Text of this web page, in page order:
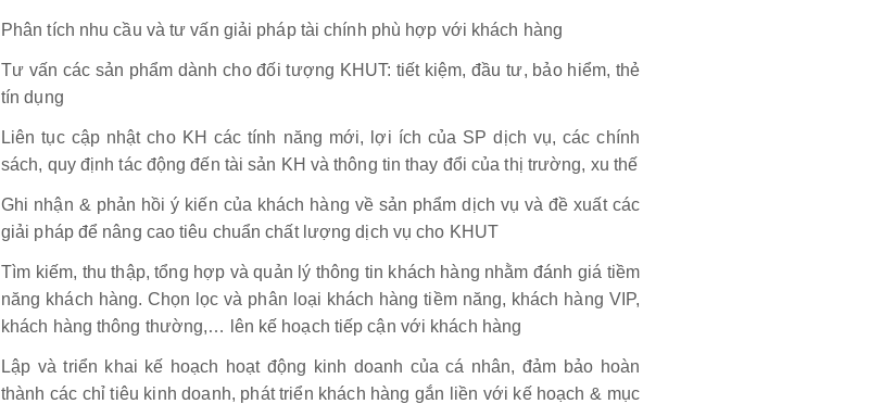
Phân tích nhu cầu và tư vấn giải pháp tài chính phù hợp với khách hàng
Tư vấn các sản phẩm dành cho đối tượng KHUT: tiết kiệm, đầu tư, bảo hiểm, thẻ
tín dụng
Liên tục cập nhật cho KH các tính năng mới, lợi ích của SP dịch vụ, các chính
sách, quy định tác động đến tài sản KH và thông tin thay đổi của thị trường, xu thế
Ghi nhận & phản hồi ý kiến của khách hàng về sản phẩm dịch vụ và đề xuất các
giải pháp để nâng cao tiêu chuẩn chất lượng dịch vụ cho KHUT
Tìm kiếm, thu thập, tổng hợp và quản lý thông tin khách hàng nhằm đánh giá tiềm
năng khách hàng. Chọn lọc và phân loại khách hàng tiềm năng, khách hàng VIP,
khách hàng thông thường,… lên kế hoạch tiếp cận với khách hàng
Lập và triển khai kế hoạch hoạt động kinh doanh của cá nhân, đảm bảo hoàn
thành các chỉ tiêu kinh doanh, phát triển khách hàng gắn liền với kế hoạch & mục